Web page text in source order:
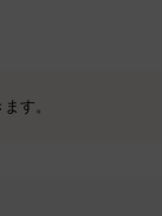
す。